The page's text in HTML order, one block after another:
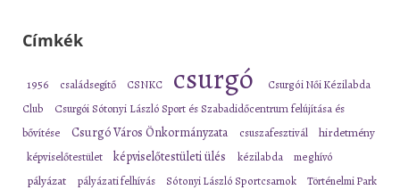
Címkék
1956 családsegítő CSNKC csurgó
Csurgói Női Kézilabda
Club
Csurgói Sótonyi László Sport és Szabadidőcentrum felújítása és
bővítése
Csurgó Város Önkormányzata csuszafesztivál hirdetmény
képviselőtestület képviselőtestületi ülés kézilabda meghívó
pályázat pályázati felhívás Sótonyi László Sportcsarnok
Történelmi Park